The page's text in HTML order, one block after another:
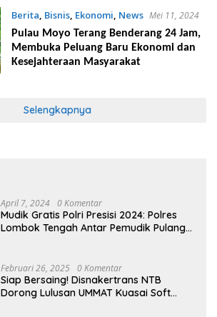
Berita, Bisnis, Ekonomi, News Mei 11, 2024
Pulau Moyo Terang Benderang 24 Jam,
Membuka Peluang Baru Ekonomi dan
Kesejahteraan Masyarakat
Selengkapnya
April 7, 2024 0 Komentar
Mudik Gratis Polri Presisi 2024: Polres
Lombok Tengah Antar Pemudik Pulang
Februari 26, 2025 0 Komentar
Siap Bersaing! Disnakertrans NTB
Dorong Lulusan UMMAT Kuasai Soft